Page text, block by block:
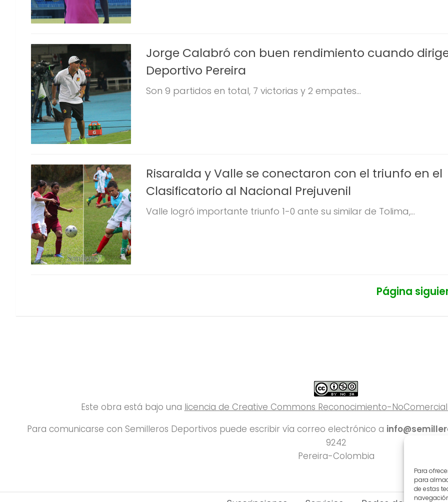
Para
para
de estas
Jorge Calabró con buen rendimiento cuando
Deportivo Pereira
Son 9 partidos en total, 7 victorias y 2 empates...
Risaralda y Valle se conectaron con el triunfo en el
Clasificatorio al Nacional Prejuvenil
Valle logró importante triunfo 1-0 ante su similar de Tolima,...
Página
Este obra está bajo una licencia de Creative Commons Reconocimiento-
Para comunicarse con Semilleros Deportivos puede escribir vía correo electrónico a
9242
Pereira-Colombia